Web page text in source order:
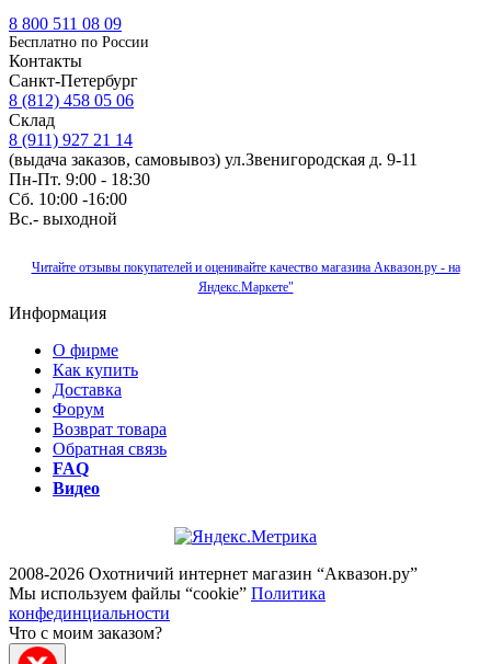
8 800 511 08 09
Бесплатно по Роcсии
Контакты
Санкт-Петербург
8 (812) 458 05 06
Склад
8 (911) 927 21 14
(выдача заказов, самовывоз) ул.Звенигородская д. 9-11
Пн-Пт. 9:00 - 18:30
Сб. 10:00 -16:00
Вс.- выходной
Читайте отзывы покупателей и оценивайте качество магазина Аквазон.ру - на
Яндекс.Маркете"
Информация
О фирме
Как купить
Доставка
Форум
Возврат товара
Обратная связь
FAQ
Видео
2008-2026 Охотничий интернет магазин “Аквазон.ру”
Мы используем файлы “cookie” Политика
конфединциальности
Что с моим заказом?